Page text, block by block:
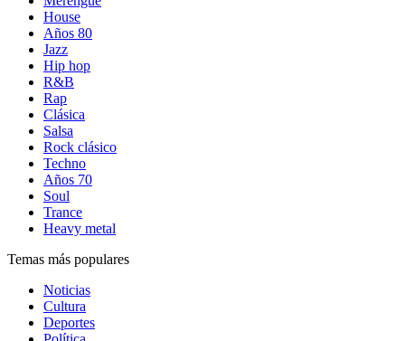
House
Años 80
Jazz
Hip hop
R&B
Rap
Clásica
Salsa
Rock clásico
Techno
Años 70
Soul
Trance
Heavy metal
Temas más populares
Noticias
Cultura
Deportes